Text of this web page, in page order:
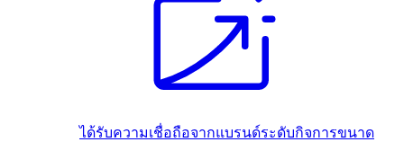
ได้รับความเชื่อถือจากแบรนด์ระดับกิจการขนาด